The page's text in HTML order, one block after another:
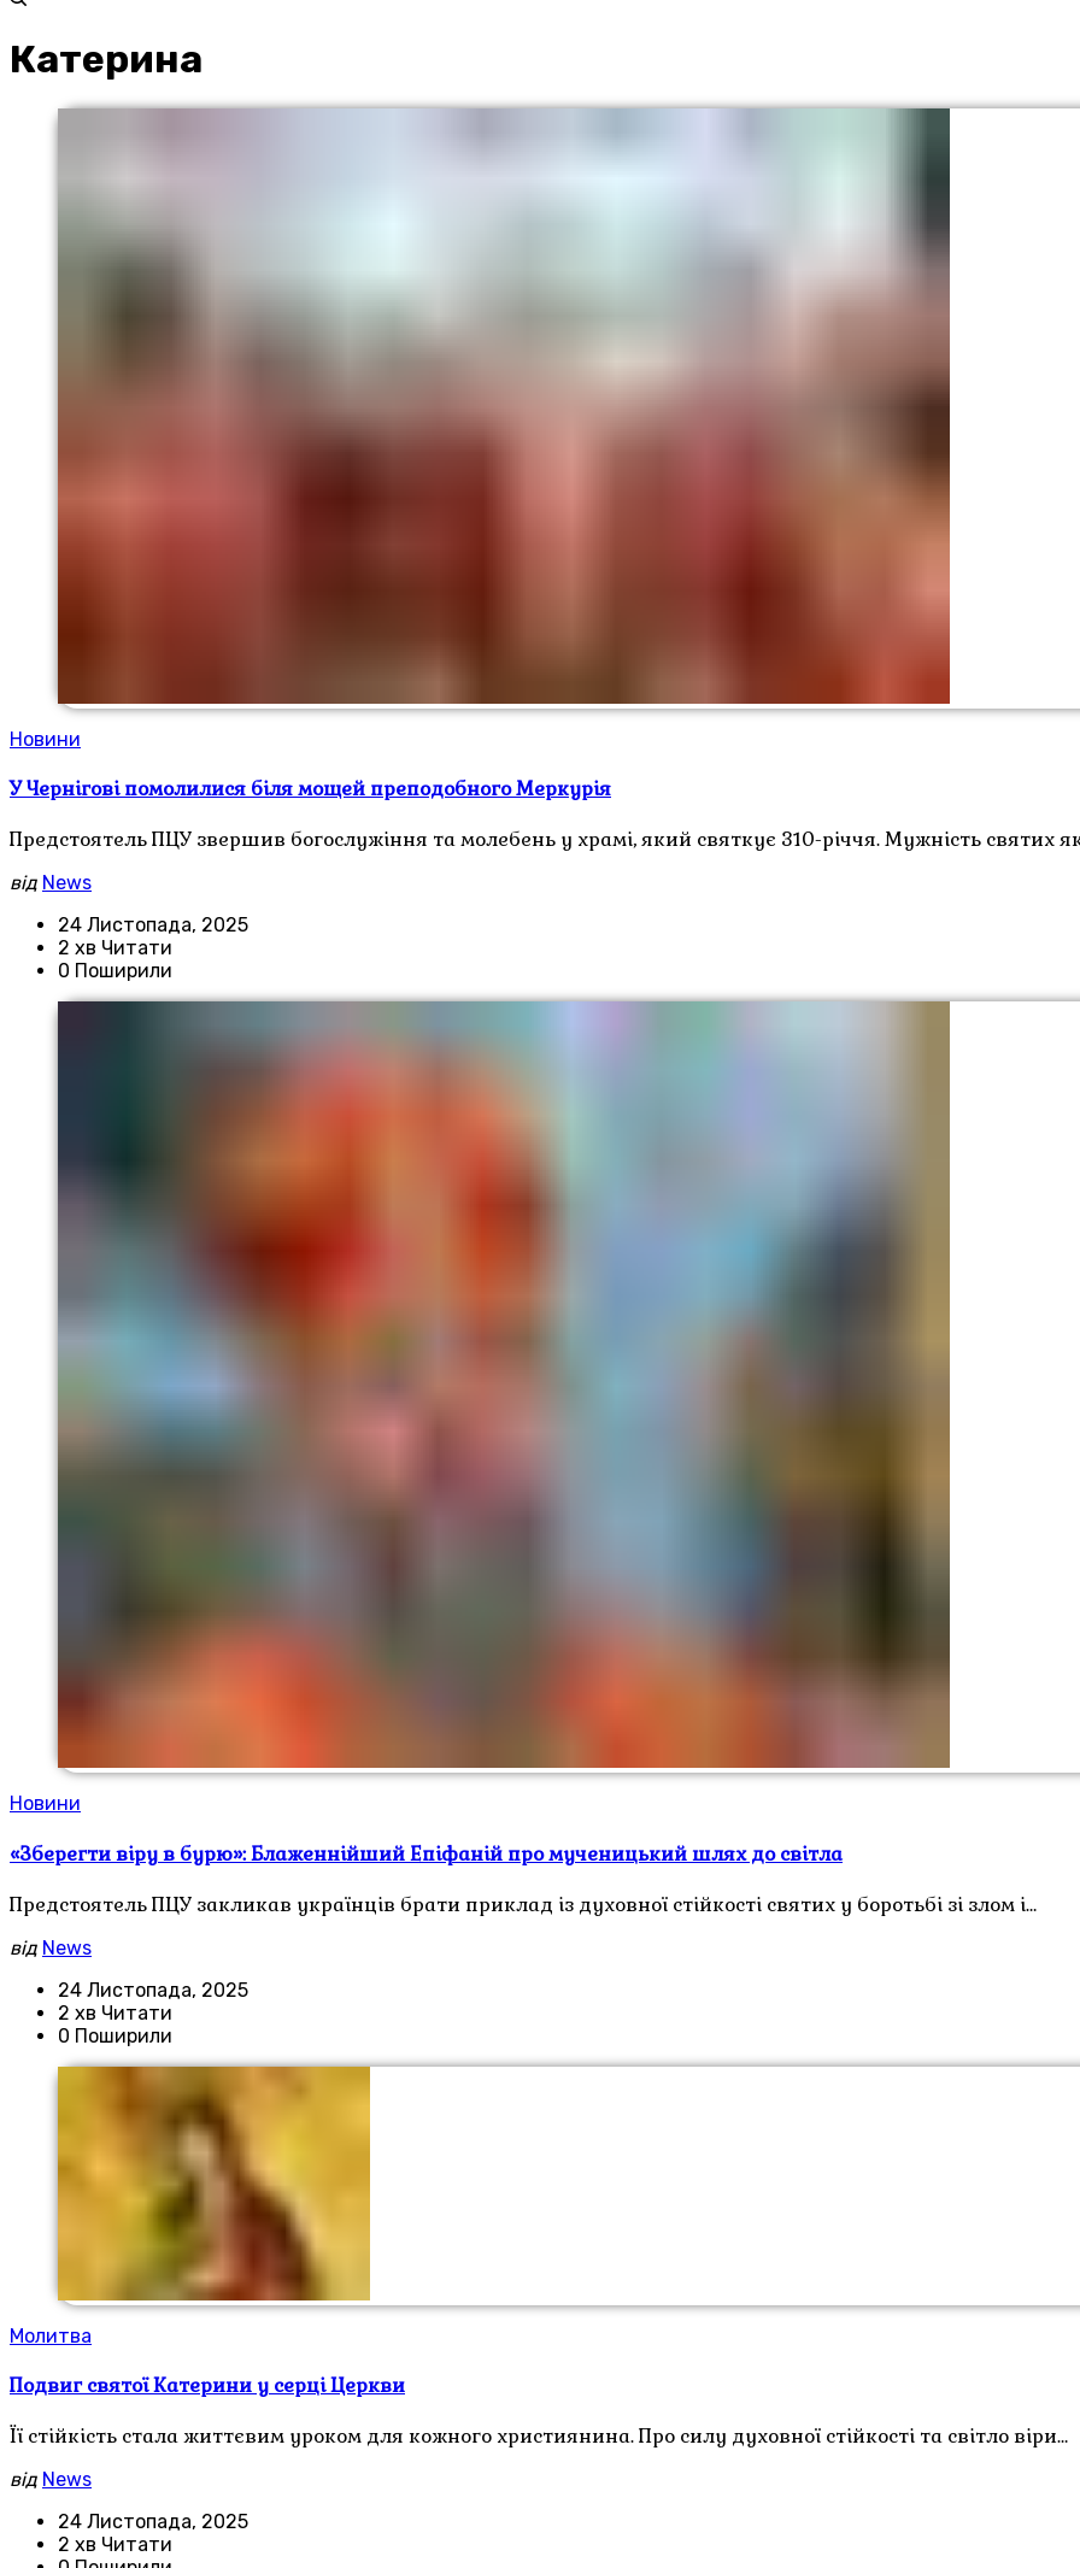
Катерина
Новини
У Чернігові помолилися біля мощей преподобного Меркурія
Предстоятель ПЦУ звершив богослужіння та молебень у храмі, який святкує 310-річчя. Мужність святих
від News
24 Листопада, 2025
2 хв Читати
0 Поширили
Новини
«Зберегти віру в бурю»: Блаженнійший Епіфаній про мученицький шлях до світла
Предстоятель ПЦУ закликав українців брати приклад із духовної стійкості святих у боротьбі зі злом і…
від News
24 Листопада, 2025
2 хв Читати
0 Поширили
Молитва
Подвиг святої Катерини у серці Церкви
Її стійкість стала життєвим уроком для кожного християнина. Про силу духовної стійкості та світло віри…
від News
24 Листопада, 2025
2 хв Читати